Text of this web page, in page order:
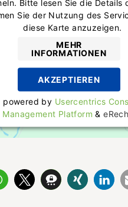
Bitte lesen Sie die Details
Sie der Nutzung des
diese Karte anzuzeigen.
MEHR
INFORMATIONEN
AKZEPTIEREN
powered by Usercentrics
Management Platform &